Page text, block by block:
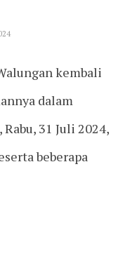
kembali
dalam
31 Juli 2024,
beberapa